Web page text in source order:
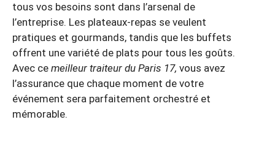
tous vos besoins sont dans l’arsenal de
l’entreprise. Les plateaux-repas se veulent
pratiques et gourmands, tandis que les buffets
offrent une variété de plats pour tous les goûts.
Avec ce meilleur traiteur du Paris 17, vous avez
l’assurance que chaque moment de votre
événement sera parfaitement orchestré et
mémorable.